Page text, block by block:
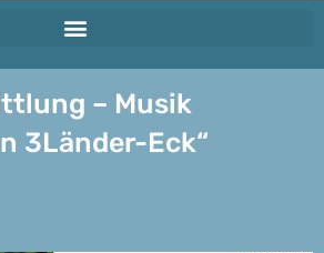
– Musik
3Länder-Eck“